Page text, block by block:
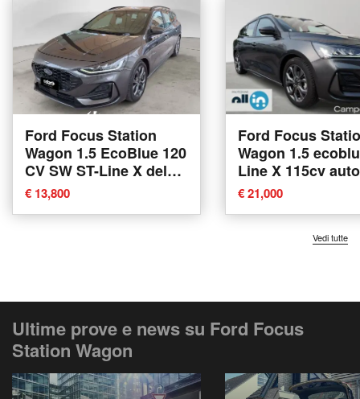
Ford Focus Station
Wagon 1.5 EcoBlue 120
CV SW ST-Line X del
2022 usata a Bari
€ 13,800
Ford Focus
Wagon 1.5
Line X 115cv
2025 usata a
€ 21,000
Vedi tutte
Ultime prove e news su Ford Focus
Station Wagon